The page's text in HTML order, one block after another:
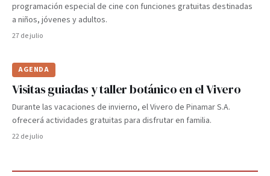
programación especial de cine con funciones gratuitas destinadas
a niños, jóvenes y adultos.
27 de julio
AGENDA
Visitas guiadas y taller botánico en el Vivero
Durante las vacaciones de invierno, el Vivero de Pinamar S.A.
ofrecerá actividades gratuitas para disfrutar en familia.
22 de julio